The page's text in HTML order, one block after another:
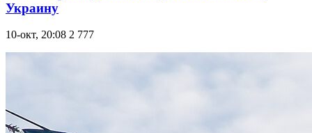
Украину
10-окт, 20:08 2 777